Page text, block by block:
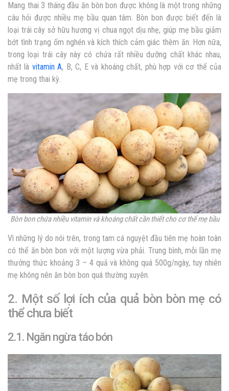
Mang thai 3 tháng đầu ăn bòn bon được không là một trong những
câu hỏi được nhiều mẹ bầu quan tâm. Bòn bon được biết đến là
loại trái cây sở hữu hương vị chua ngọt dịu nhẹ, giúp mẹ bầu giảm
bớt tình trạng ốm nghén và kích thích cảm giác thèm ăn. Hơn nữa,
trong loại trái cây này có chứa rất nhiều dưỡng chất khác nhau,
nhất là vitamin A, B, C, E và khoáng chất, phù hợp với cơ thể của
mẹ trong thai kỳ.
Bòn bon chứa nhiều vitamin và khoáng chất cần thiết cho cơ thể mẹ bầu
Vì những lý do nói trên, trong tam cá nguyệt đầu tiên mẹ hoàn toàn
có thể ăn bòn bon với một lượng vừa phải. Trung bình, mỗi lần mẹ
thưởng thức khoảng 3 – 4 quả và không quá 500g/ngày, tuy nhiên
mẹ không nên ăn bòn bon quá thường xuyên.
2. Một số lợi ích của quả bòn bòn mẹ có
thể chưa biết
2.1. Ngăn ngừa táo bón